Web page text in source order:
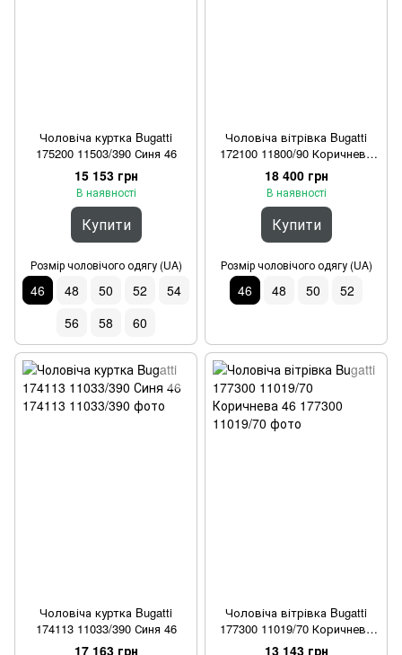
Чоловіча куртка Bugatti
175200 11503/390 Синя 46
15 153 грн
В наявності
Купити
Розмір чоловічого одягу (UA)
46 48 50 52
54
56
58 60
Чоловіча вітрівка Bugatti
172100 11800/90 Коричнева
46
18 400 грн
В наявності
Купити
Розмір чоловічого одягу (UA)
46 48 50 52
Чоловіча куртка Bugatti
174113 11033/390 Синя 46
17 163 грн
Чоловіча вітрівка Bugatti
177300 11019/70 Коричнева
46
13 143 грн